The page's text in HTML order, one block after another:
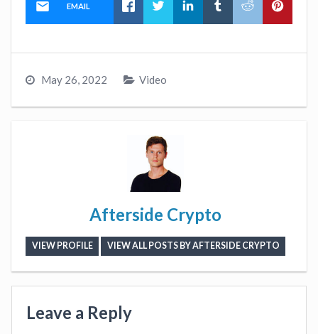
EMAIL
May 26, 2022 Video
Afterside Crypto
VIEW PROFILE VIEW ALL POSTS BY AFTERSIDE CRYPTO
Leave a Reply